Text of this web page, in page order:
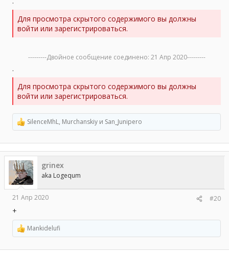
Для просмотра скрытого содержимого вы должны
войти или зарегистрироваться.
---------Двойное сообщение соединено: 21 Апр 2020---------
.
Для просмотра скрытого содержимого вы должны
войти или зарегистрироваться.
Р
е
а
к
ц
и
и
:
SilenceMhL, Murchanskiy и San_Junipero
grinex
aka Logequm
21 Апр 2020 #20
+
Р
е
а
Mankidelufi